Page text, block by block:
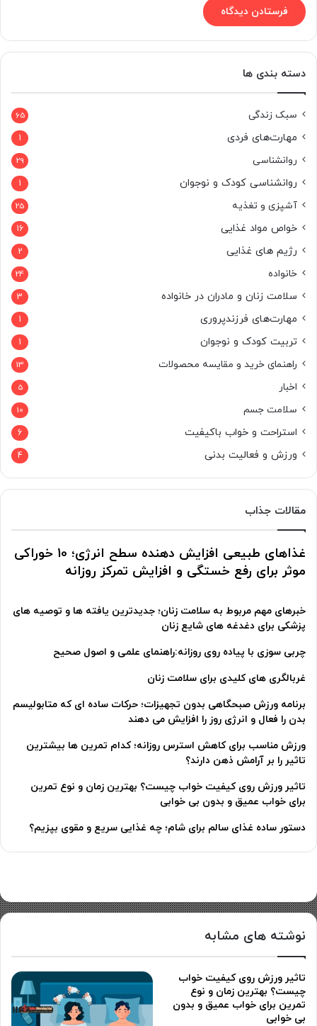
دسته بندی ها
سبک زندگی 65
مهارت‌های فردی 1
روانشناسی 29
روانشناسی کودک و نوجوان 1
آشپزی و تغذیه 25
خواص مواد غذایی 16
رژیم های غذایی 2
خانواده 24
سلامت زنان و مادران در خانواده 3
مهارت‌های فرزندپروری 1
تربیت کودک و نوجوان 1
راهنمای خرید و مقایسه محصولات 13
اخبار 5
سلامت جسم 10
استراحت و خواب باکیفیت 6
ورزش و فعالیت بدنی 4
مقالات جذاب
غذاهای طبیعی افزایش دهنده سطح انرژی؛ 10 خوراکی
موثر برای رفع خستگی و افزایش تمرکز روزانه
خبرهای مهم مربوط به سلامت زنان؛ جدیدترین یافته ها و توصیه های
پزشکی برای دغدغه های شایع زنان
چربی سوزی با پیاده روی روزانه:راهنمای علمی و اصول صحیح
غربالگری های کلیدی برای سلامت زنان
برنامه ورزش صبحگاهی بدون تجهیزات؛ حرکات ساده ای که متابولیسم
بدن را فعال و انرژی روز را افزایش می دهند
ورزش مناسب برای کاهش استرس روزانه؛ کدام تمرین ها بیشترین
تاثیر را بر آرامش ذهن دارند؟
تاثیر ورزش روی کیفیت خواب چیست؟ بهترین زمان و نوع تمرین
برای خواب عمیق و بدون بی خوابی
دستور ساده غذای سالم برای شام؛ چه غذایی سریع و مقوی بپزیم؟
نوشته های مشابه
تاثیر ورزش روی کیفیت خواب
چیست؟ بهترین زمان و نوع
تمرین برای خواب عمیق و بدون
بی خوابی